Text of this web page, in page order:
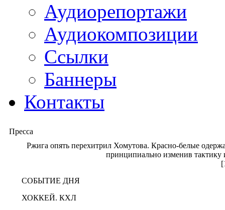
Аудиорепортажи
Аудиокомпозиции
Ссылки
Баннеры
Контакты
Пресса
Ржига опять перехитрил Хомутова. Красно-белые
принципиально изменив тактику
СОБЫТИЕ ДНЯ
ХОККЕЙ. КХЛ